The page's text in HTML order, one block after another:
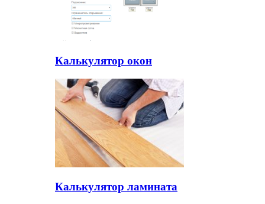
Калькулятор окон
Калькулятор ламината